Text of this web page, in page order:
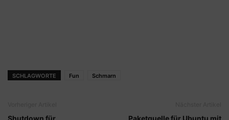
SCHLAGWORTE Fun Schmarn
Shutdown für
Paketquelle für Ubuntu mit